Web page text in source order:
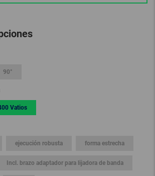
90°
Vatios
ejecución robusta forma estrecha
Incl. brazo adaptador para lijadora de banda